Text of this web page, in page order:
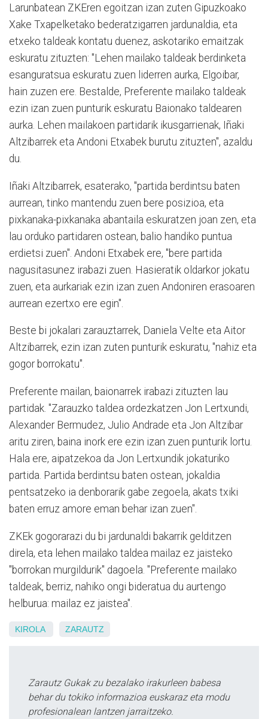
Larunbatean ZKEren egoitzan izan zuten Gipuzkoako
Xake Txapelketako bederatzigarren jardunaldia, eta
etxeko taldeak kontatu duenez, askotariko emaitzak
eskuratu zituzten: "Lehen mailako taldeak berdinketa
esanguratsua eskuratu zuen liderren aurka, Elgoibar,
hain zuzen ere. Bestalde, Preferente mailako taldeak
ezin izan zuen punturik eskuratu Baionako taldearen
aurka. Lehen mailakoen partidarik ikusgarrienak, Iñaki
Altzibarrek eta Andoni Etxabek burutu zituzten", azaldu
du.
Iñaki Altzibarrek, esaterako, "partida berdintsu baten
aurrean, tinko mantendu zuen bere posizioa, eta
pixkanaka-pixkanaka abantaila eskuratzen joan zen, eta
lau orduko partidaren ostean, balio handiko puntua
erdietsi zuen". Andoni Etxabek ere, "bere partida
nagusitasunez irabazi zuen. Hasieratik oldarkor jokatu
zuen, eta aurkariak ezin izan zuen Andoniren erasoaren
aurrean ezertxo ere egin".
Beste bi jokalari zarauztarrek, Daniela Velte eta Aitor
Altzibarrek, ezin izan zuten punturik eskuratu, "nahiz eta
gogor borrokatu".
Preferente mailan, baionarrek irabazi zituzten lau
partidak. "Zarauzko taldea ordezkatzen Jon Lertxundi,
Alexander Bermudez, Julio Andrade eta Jon Altzibar
aritu ziren, baina inork ere ezin izan zuen punturik lortu.
Hala ere, aipatzekoa da Jon Lertxundik jokaturiko
partida. Partida berdintsu baten ostean, jokaldia
pentsatzeko ia denborarik gabe zegoela, akats txiki
baten erruz amore eman behar izan zuen".
ZKEk gogorarazi du bi jardunaldi bakarrik gelditzen
direla, eta lehen mailako taldea mailaz ez jaisteko
"borrokan murgildurik" dagoela. "Preferente mailako
taldeak, berriz, nahiko ongi bideratua du aurtengo
helburua: mailaz ez jaistea".
KIROLA ZARAUTZ
Zarautz Gukak zu bezalako irakurleen babesa
behar du tokiko informazioa euskaraz eta modu
profesionalean lantzen jarraitzeko.